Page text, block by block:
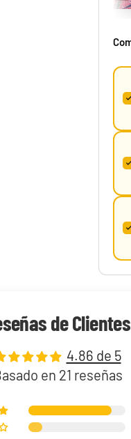
Mazo World Championship
de Clientes
4.86 de 5
en 21 reseñas